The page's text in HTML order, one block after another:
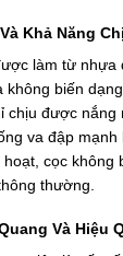
Khả Năng
làm từ nhựa
không biến
chịu được
va đập
cọc không
thường.
Và Hiệu